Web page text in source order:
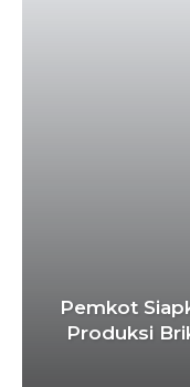
Pemkot
Produksi